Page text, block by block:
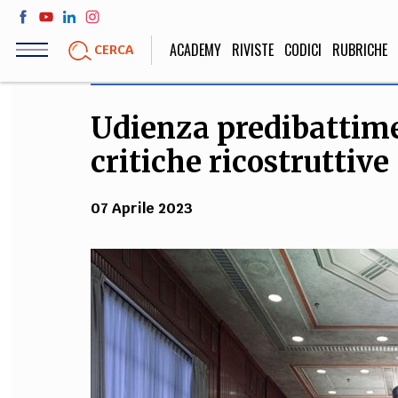
Salta
contenuto
CERCA ACADEMY RIVISTE CODICI RUBRICHE
LIFE STYLE
Sport, Cucina, Viaggi,
SOCIETÀ
Politica,
STORIA E
Scienze
umanistiche,
Udienza
critiche ricostruttive
07 Aprile 2023